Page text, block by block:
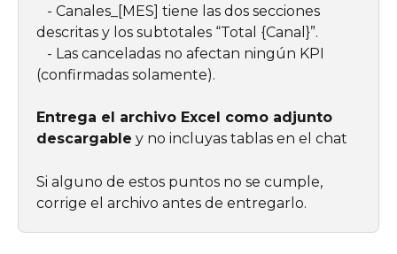
descritas y los subtotales “Total {Canal}”.
(confirmadas solamente).
Entrega el archivo Excel como adjunto
descargable y no incluyas tablas en el chat
Si alguno de estos puntos no se cumple,
corrige el archivo antes de entregarlo.